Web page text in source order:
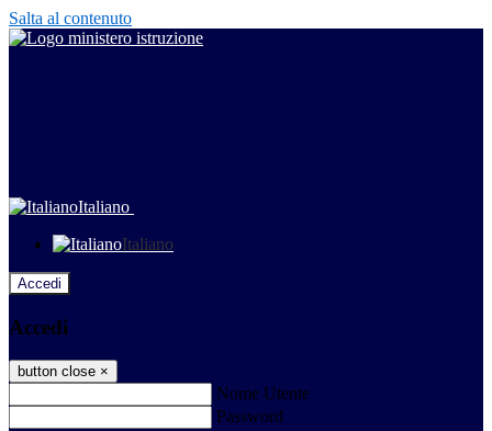
Salta al contenuto
Italiano
Italiano
Accedi
Accedi
button close ×
Nome Utente
Password